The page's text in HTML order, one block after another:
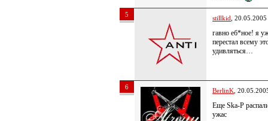
5 stillkid ,
гавно еб*ное! я
перестал всему
удивляться…
6 BerlinK ,
Еще Ska-P
ужас